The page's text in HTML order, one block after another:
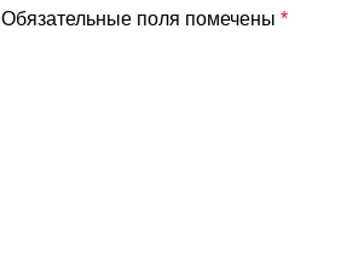
Обязательные поля помечены *